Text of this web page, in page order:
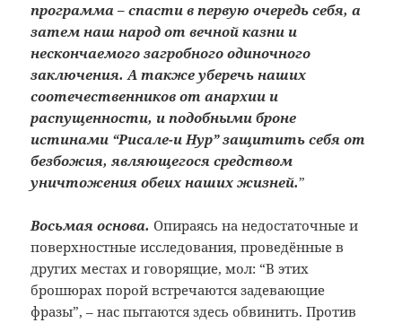
программа – спасти в первую очередь себя, а
затем наш народ от вечной казни и
нескончаемого загробного одиночного
заключения. А также уберечь наших
соотечественников от анархии и
распущенности, и подобными броне
истинами “Рисале-и Нур” защитить себя от
безбожия, являющегося средством
уничтожения обеих наших жизней.”
Восьмая основа.Опираясь на недостаточные и
поверхностные исследования, проведённые в
других местах и говорящие, мол: “В этих
брошюрах порой встречаются задевающие
фразы”, – нас пытаются здесь обвинить. Против